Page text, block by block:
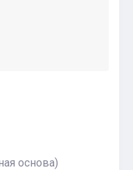
основа)